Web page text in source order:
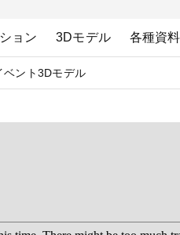
ョン 3Dモデル 各種資料
ベント3Dモデル